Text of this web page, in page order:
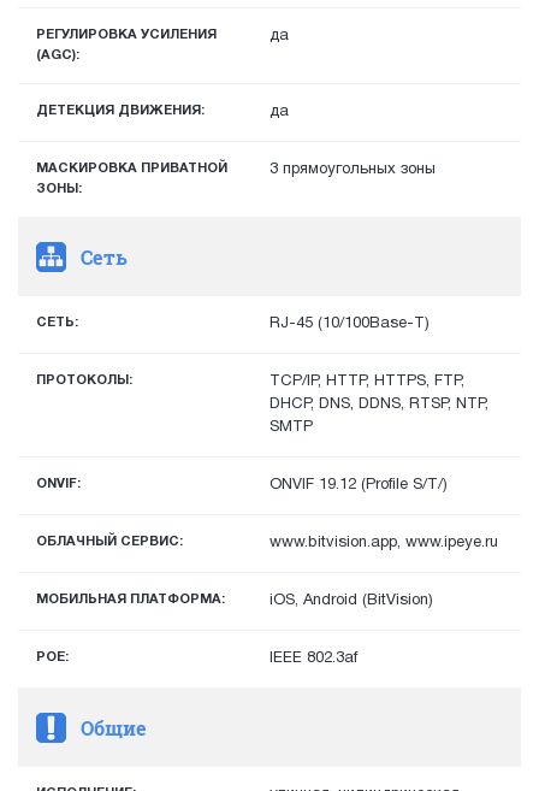
РЕГУЛИРОВКА УСИЛЕНИЯ
(AGC):
да
ДЕТЕКЦИЯ ДВИЖЕНИЯ: да
МАСКИРОВКА ПРИВАТНОЙ
ЗОНЫ:
3 прямоугольных зоны
Сеть
СЕТЬ: RJ-45 (10/100Base-T)
ПРОТОКОЛЫ:
TCP/IP, HTTP, HTTPS, FTP,
DHCP, DNS, DDNS, RTSP, NTP,
SMTP
ONVIF: ONVIF 19.12 (Profile S/T/)
ОБЛАЧНЫЙ СЕРВИС: www.bitvision.app, www.ipeye.ru
МОБИЛЬНАЯ ПЛАТФОРМА: iOS, Android (BitVision)
POE: IEEE 802.3af
Общие